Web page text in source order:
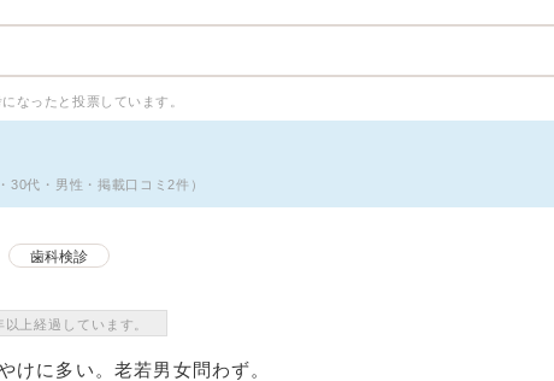
なったと投票しています。
30代・男性・掲載口コミ2件）
歯科検診
上経過しています。
けに多い。老若男女問わず。